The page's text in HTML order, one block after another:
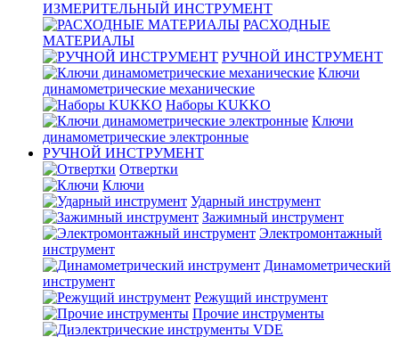
ИЗМЕРИТЕЛЬНЫЙ ИНСТРУМЕНТ
РАСХОДНЫЕ
МАТЕРИАЛЫ
РУЧНОЙ ИНСТРУМЕНТ
Ключи
динамометрические механические
Наборы KUKKO
Ключи
динамометрические электронные
РУЧНОЙ ИНСТРУМЕНТ
Отвертки
Ключи
Ударный инструмент
Зажимный инструмент
Электромонтажный
инструмент
Динамометрический
инструмент
Режущий инструмент
Прочие инструменты